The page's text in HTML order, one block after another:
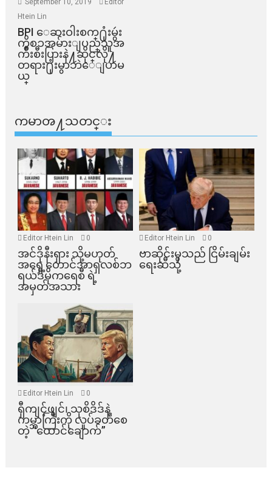
September 10, 2019
Editor
Htein Lin
BPI ​ေဆးဝါးစက္​႐ုံးမွဴး
ကိစၥအမ်ားျပည္​သူအ
က်ိဳးစီးပြားနဲ႔ဆိုင္​လို႔
တရား႐ုံးမွာဘဲေျပာမ
ယ္​
ကမာၻ႔သတင္း
Editor Htein Lin 0
အင်ဒိုနီးရှား သို့မဟုတ်
အရှေ့တောင်အာရှလစ်ဘ
ရယ်ဒီမိုကရေစီ ရဲ့
အမှတ်အသား
Editor Htein Lin 0
ဗာဆိုင်းမှသည် ငြိမ်းချမ်း
ရေးဆီသို့
Editor Htein Lin 0
ရှီကျင့်ဖျင်၊ သုစိဒိဒ်နဲ့
ကမ္ဘာကြီးကို လှုပ်ခတ်စေ
တဲ့ “ထောင်ချောက်”